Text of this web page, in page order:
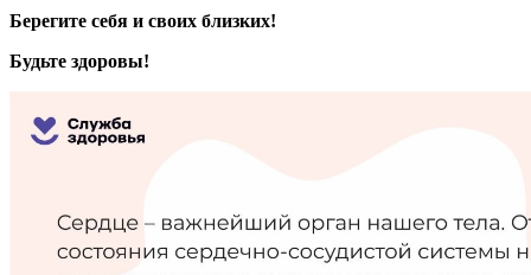
Берегите себя и своих близких!
Будьте здоровы!